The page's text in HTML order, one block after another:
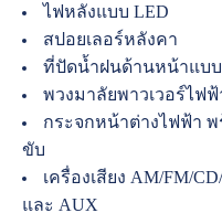
ไฟหลังแบบ LED
สปอยเลอร์หลังคา
ที่ปัดน้ำฝนด้านหน้าแบบ
พวงมาลัยพาวเวอร์ไฟฟ้
กระจกหน้าต่างไฟฟ้า
ขับ
เครื่องเสียง AM/FM/
และ AUX